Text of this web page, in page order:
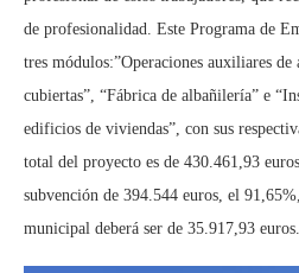
de profesionalidad. Este Programa de
tres módulos:”Operaciones auxiliares
cubiertas”, “Fábrica de albañilería” e
edificios de viviendas”, con sus
total del proyecto es de 430.461,93
subvención de 394.544 euros, el
municipal deberá ser de 35.917,93 euros.